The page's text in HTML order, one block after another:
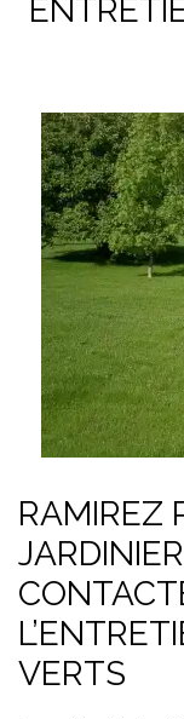
RAMIREZ
VERTS